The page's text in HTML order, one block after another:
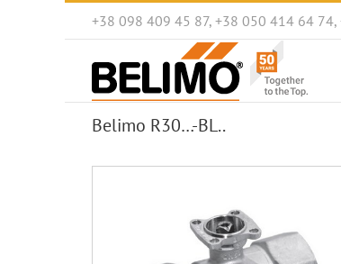
+38 098 409 45 87, +38 050 414 64
Belimo R30…-BL..